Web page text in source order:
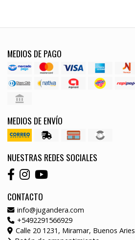
MEDIOS DE PAGO
MEDIOS DE ENVÍO
NUESTRAS REDES SOCIALES
CONTACTO
info@jugandera.com
+5492291566929
Calle 20 1231, Miramar, Buenos Aries